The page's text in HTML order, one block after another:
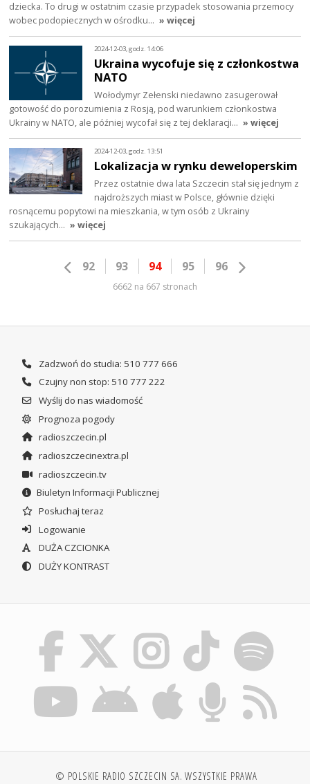
dziecka. To drugi w ostatnim czasie przypadek stosowania przemocy
wobec podopiecznych w ośrodku… » więcej
2024-12-03, godz. 14:06
Ukraina wycofuje się z członkostwa
NATO
Wołodymyr Zełenski niedawno zasugerował
gotowość do porozumienia z Rosją, pod warunkiem członkostwa
Ukrainy w NATO, ale później wycofał się z tej deklaracji… » więcej
2024-12-03, godz. 13:51
Lokalizacja w rynku deweloperskim
Przez ostatnie dwa lata Szczecin stał się jednym z
najdroższych miast w Polsce, głównie dzięki
rosnącemu popytowi na mieszkania, w tym osób z Ukrainy
szukających… » więcej
92 93 94 95 96
6662 na 667 stronach
Zadzwoń do studia: 510 777 666
Czujny non stop: 510 777 222
Wyślij do nas wiadomość
Prognoza pogody
radioszczecin.pl
radioszczecinextra.pl
radioszczecin.tv
Biuletyn Informacji Publicznej
Posłuchaj teraz
Logowanie
DUŻA CZCIONKA
DUŻY KONTRAST
© POLSKIE RADIO SZCZECIN SA. WSZYSTKIE PRAWA